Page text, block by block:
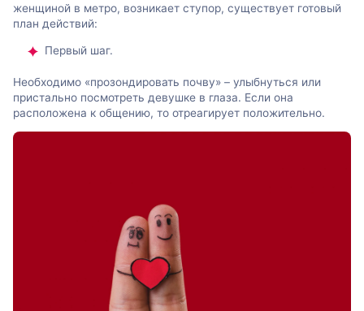
женщиной в метро, возникает ступор, существует готовый
план действий:
Первый шаг.
Необходимо «прозондировать почву» – улыбнуться или
пристально посмотреть девушке в глаза. Если она
расположена к общению, то отреагирует положительно.